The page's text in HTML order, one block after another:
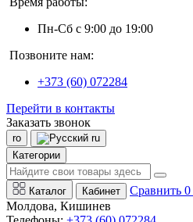
Пн-Сб с 9:00 до 19:00
Позвоните нам:
+373 (60) 072284
Перейти в контакты
Заказать звонок
ro
ru
Категории
Каталог Кабинет Сравнить 0
Молдова, Кишинев